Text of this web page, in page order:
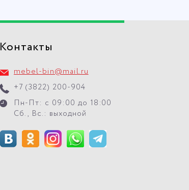
Контакты
mebel-bin@mail.ru
+7 (3822) 200-904
Пн-Пт: с 09:00 до 18:00
Сб., Вс.: выходной